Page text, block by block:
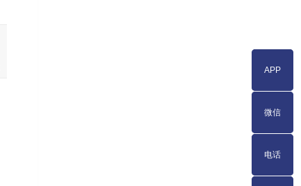
APP
微信
电话
APP
微信
电话